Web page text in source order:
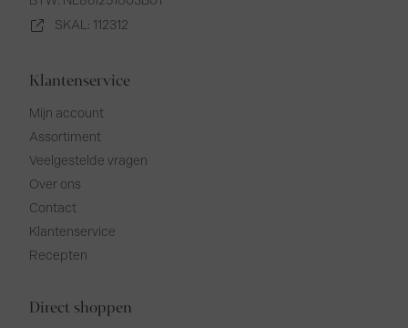
SKAL: 112312
Klantenservice
Mijn account
Assortiment
Veelgestelde vragen
Over ons
Contact
Klantenservice
Recepten
Direct shoppen